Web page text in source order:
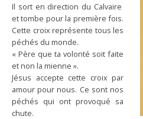
Il sort en direction du Calvaire
et tombe pour la première fois.
Cette croix représente tous les
péchés du monde.
« Père que ta volonté soit faite
et non la mienne ».
Jésus accepte cette croix par
amour pour nous. Ce sont nos
péchés qui ont provoqué sa
chute.